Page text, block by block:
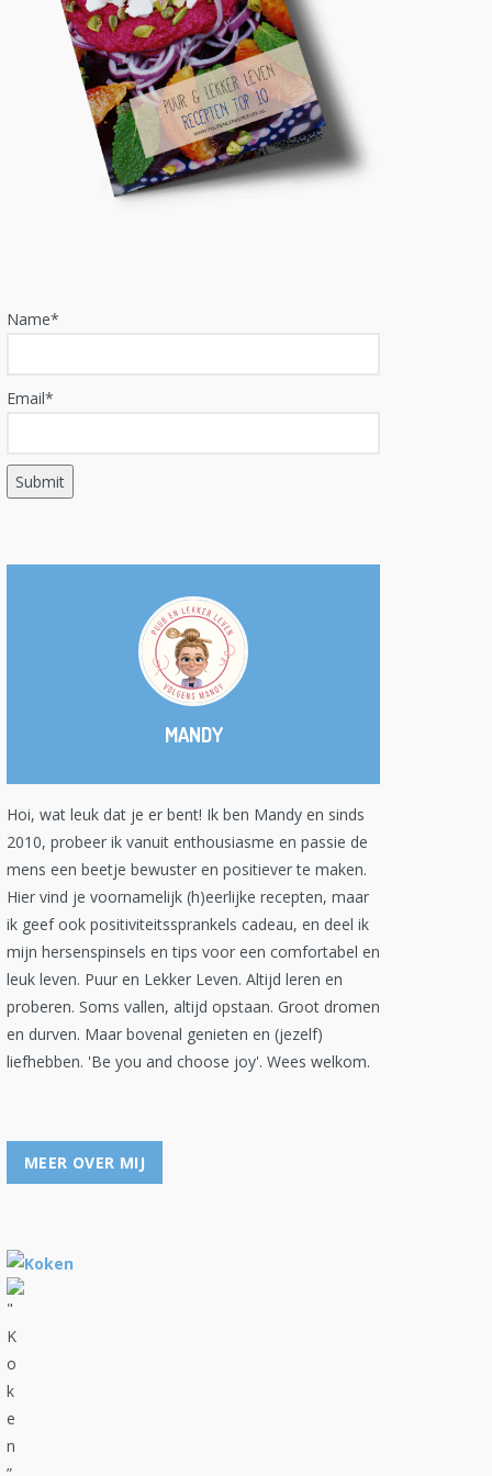
Name*
Email*
MANDY
Hoi, wat leuk dat je er bent! Ik ben Mandy en sinds
2010, probeer ik vanuit enthousiasme en passie de
mens een beetje bewuster en positiever te maken.
Hier vind je voornamelijk (h)eerlijke recepten, maar
ik geef ook positiviteitssprankels cadeau, en deel ik
mijn hersenspinsels en tips voor een comfortabel en
leuk leven. Puur en Lekker Leven. Altijd leren en
proberen. Soms vallen, altijd opstaan. Groot dromen
en durven. Maar bovenal genieten en (jezelf)
liefhebben. 'Be you and choose joy'. Wees welkom.
MEER OVER MIJ